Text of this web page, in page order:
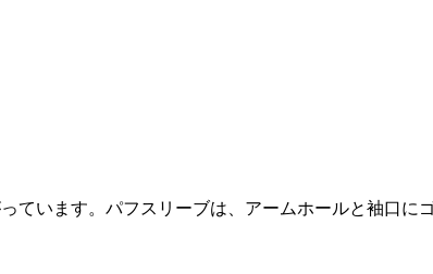
います。パフスリーブは、アームホールと袖口に